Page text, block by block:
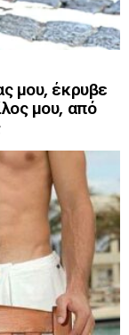
μου, έκρυβε
μου, από